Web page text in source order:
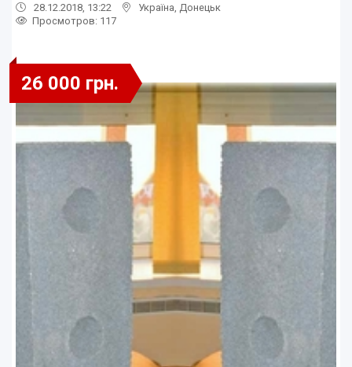
28.12.2018, 13:22 Україна Донецьк
Просмотров: 117
26 000 грн.